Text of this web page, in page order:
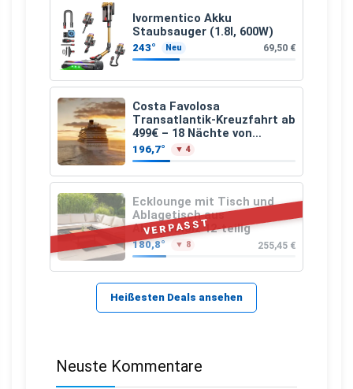
Ivormentico Akku
Staubsauger (1.8l, 600W)
243° Neu 69,50 €
Costa Favolosa
Transatlantik-Kreuzfahrt ab
499€ – 18 Nächte von
Hamburg nach Guadeloupe
196,7° ▼ 4
VERPASST
Ecklounge mit Tisch und
Ablagetisch aus
Akazienholz 12-teilig
180,8° ▼ 8 255,45 €
Heißesten Deals ansehen
Neuste Kommentare